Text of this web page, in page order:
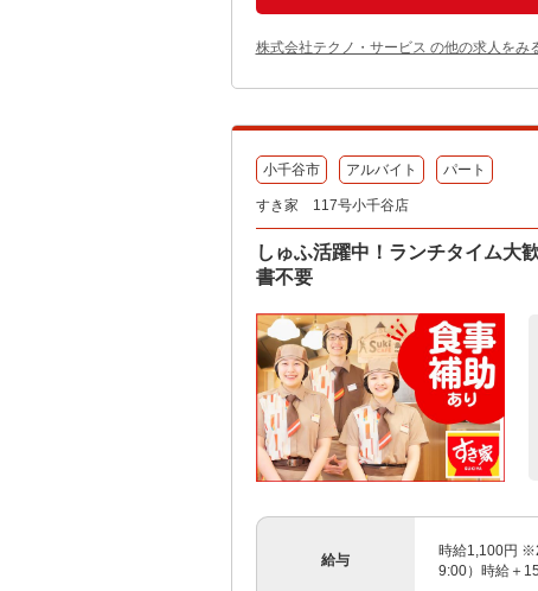
株式会社テクノ・サービス の他の求人をみ
小千谷市 アルバイト パート
すき家 117号小千谷店
しゅふ活躍中！ランチタイム大
書不要
給与
時給1,100円
9:00）時給＋